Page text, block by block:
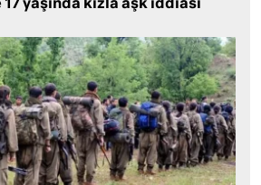
yaşında kızla aşk iddiası